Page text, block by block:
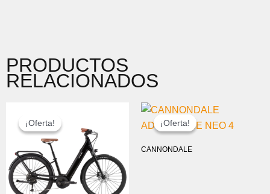
PRODUCTOS
RELACIONADOS
¡Oferta!
¡Oferta!
ORIGINAL
ERA:
2.699,00 €.2.299,00 €.
¡Oferta!
CANNONDALE
¡Oferta!
EL
PRECIO
ORIGINAL
2.299,00 €.